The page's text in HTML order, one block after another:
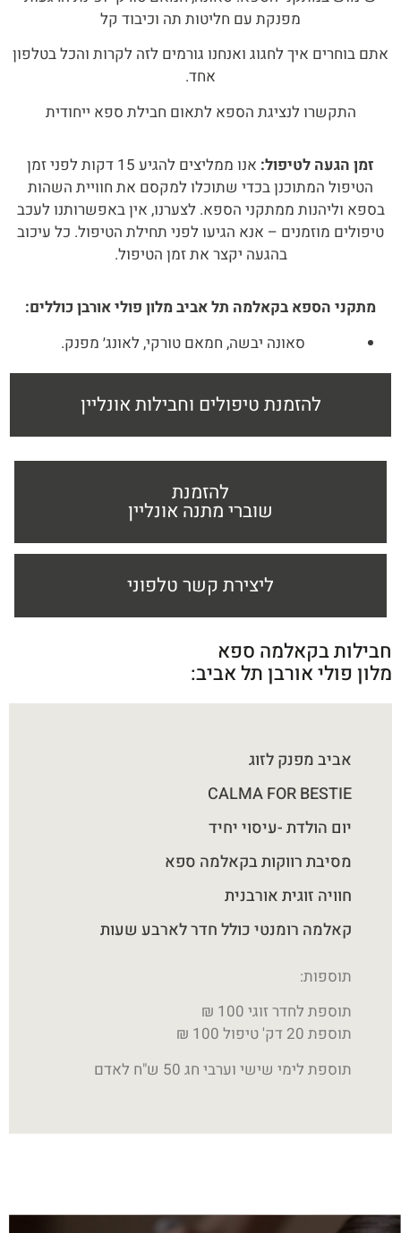
חבילות בקאלמה ספא
מלון פולי אורבן תל אביב:
אביב מפנק לזוג
CALMA FOR BESTIE
יום הולדת -עיסוי יחיד
מסיבת רווקות בקאלמה ספא
חוויה זוגית אורבנית
קאלמה רומנטי כולל חדר לארבע שעות
תוספות:
תוספת לחדר זוגי 100 ₪
תוספת 20 דק' טיפול 100 ₪
תוספת לימי שישי וערבי חג 50 ש"ח לאדם
מפנקת עם חליטות תה וכיבוד קל
אתם בוחרים איך לחגוג ואנחנו גורמים לזה לקרות והכל בטלפון
אחד.
התקשרו לנציגת הספא לתאום חבילת ספא ייחודית
זמן הגעה לטיפול:
אנו ממליצים להגיע 15 דקות לפני זמן
הטיפול המתוכנן בכדי שתוכלו למקסם את חוויית השהות
בספא וליהנות ממתקני הספא. לצערנו, אין באפשרותנו לעכב
טיפולים מוזמנים – אנא הגיעו לפני תחילת הטיפול. כל עיכוב
בהגעה יקצר את זמן הטיפול.
מתקני הספא בקאלמה תל אביב מלון פולי אורבן כוללים:
סאונה יבשה, חמאם טורקי, לאונג׳ מפנק.
להזמנת טיפולים וחבילות אונליין
להזמנת
שוברי מתנה אונליין
ליצירת קשר טלפוני